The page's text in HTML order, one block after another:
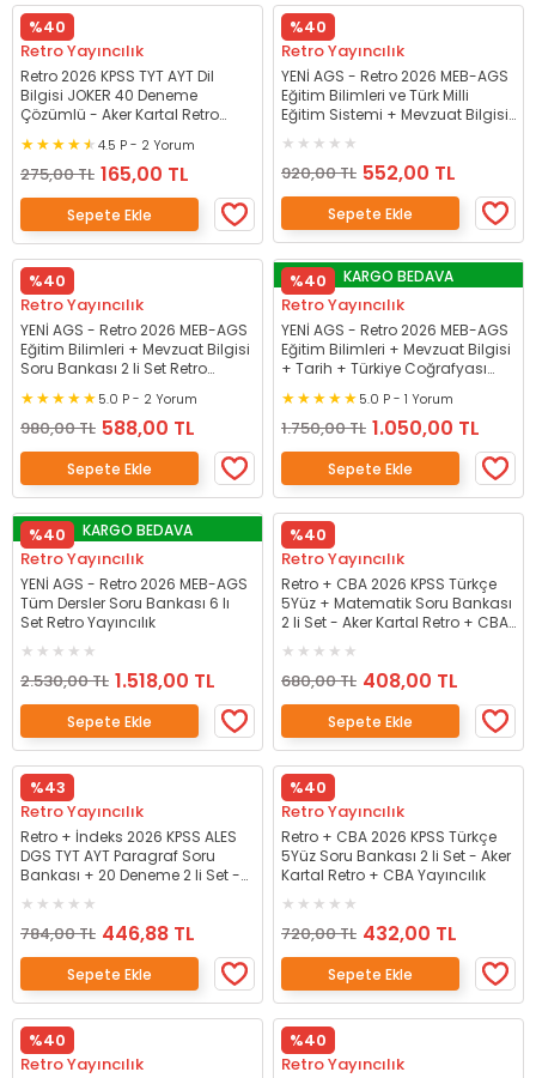
%40
Retro Yayıncılık
Retro 2026 KPSS TYT AYT Dil
Bilgisi JOKER 40 Deneme
Çözümlü - Aker Kartal Retro
4.5 P - 2 Yorum
275,00 TL 165,00 TL
Sepete Ekle
%40
Retro Yayıncılık
YENİ AGS - Retro 2026 MEB-AGS
Eğitim Bilimleri ve Türk Milli
Eğitim Sistemi + Mevzuat Bilgisi
920,00 TL 552,00 TL
Sepete Ekle
%40
Retro Yayıncılık
YENİ AGS - Retro 2026 MEB-AGS
Eğitim Bilimleri + Mevzuat Bilgisi
Soru Bankası 2 li Set Retro
5.0 P - 2 Yorum
980,00 TL 588,00 TL
Sepete Ekle
%40 KARGO BEDAVA
Retro Yayıncılık
YENİ AGS - Retro 2026 MEB-AGS
Eğitim Bilimleri + Mevzuat Bilgisi
+ Tarih + Türkiye Coğrafyası
Yayıncılık 5.0 P - 1 Yorum
1.750,00 TL 1.050,00 TL
Sepete Ekle
%40 KARGO BEDAVA
Retro Yayıncılık
YENİ AGS - Retro 2026 MEB-AGS
Tüm Dersler Soru Bankası 6 lı
Set Retro Yayıncılık
2.530,00 TL 1.518,00 TL
Sepete Ekle
%40
Retro Yayıncılık
Retro + CBA 2026 KPSS Türkçe
5Yüz + Matematik Soru Bankası
2 li Set - Aker Kartal Retro + CBA
680,00 TL 408,00 TL
Sepete Ekle
%43
Retro Yayıncılık
Retro + İndeks 2026 KPSS ALES
DGS TYT AYT Paragraf Soru
Bankası + 20 Deneme 2 li Set -
İndeks Akademi Yayıncılık
784,00 TL 446,88 TL
Sepete Ekle
%40
Retro Yayıncılık
Retro + CBA 2026 KPSS Türkçe
5Yüz Soru Bankası 2 li Set - Aker
Kartal Retro + CBA Yayıncılık
720,00 TL 432,00 TL
Sepete Ekle
%40
Retro Yayıncılık
%40
Retro Yayıncılık